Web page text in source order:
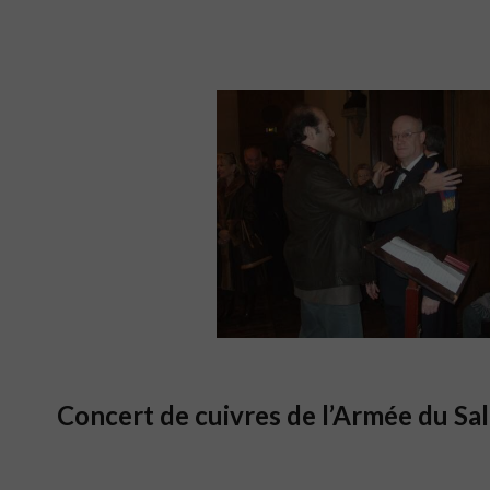
Concert de cuivres de l’Armée du